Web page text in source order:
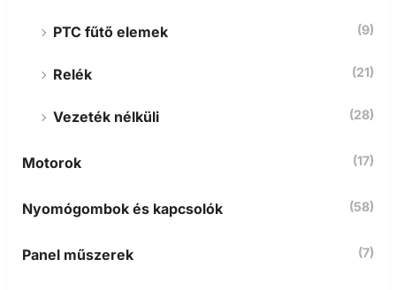
PTC fűtő elemek (9)
Relék (21)
Vezeték nélküli (28)
Motorok (17)
Nyomógombok és kapcsolók (58)
Panel műszerek (7)